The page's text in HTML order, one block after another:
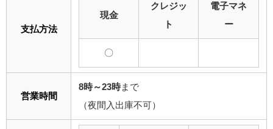
支払方法
現金
クレジッ
ト
電子マネ
ー
〇
営業時間
8時～23時まで
（夜間入出庫不可）